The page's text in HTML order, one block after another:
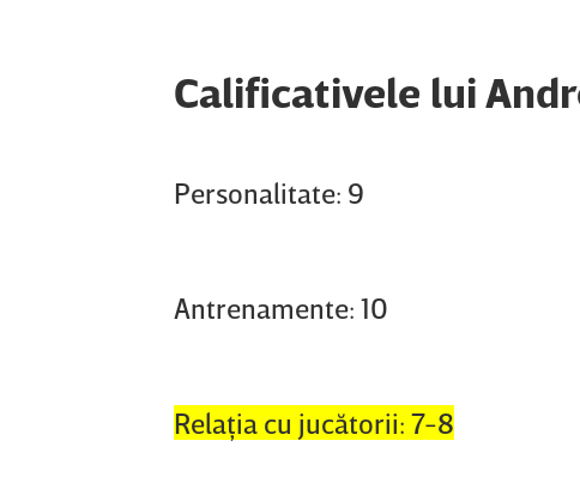
Calificativele lui
Personalitate: 9
Antrenamente: 10
Relaţia cu jucătorii: 7-8